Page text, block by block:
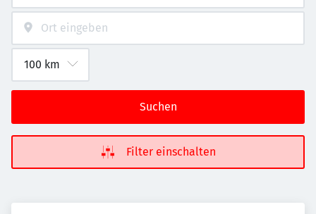
Suchen
Filter einschalten